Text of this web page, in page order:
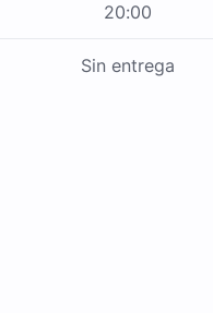
20:00
Sin entrega